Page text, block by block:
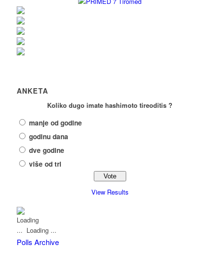
ANKETA
Koliko dugo imate hashimoto tireoditis ?
manje od godine
godinu dana
dve godine
više od tri
View Results
Loading ...
Polls Archive